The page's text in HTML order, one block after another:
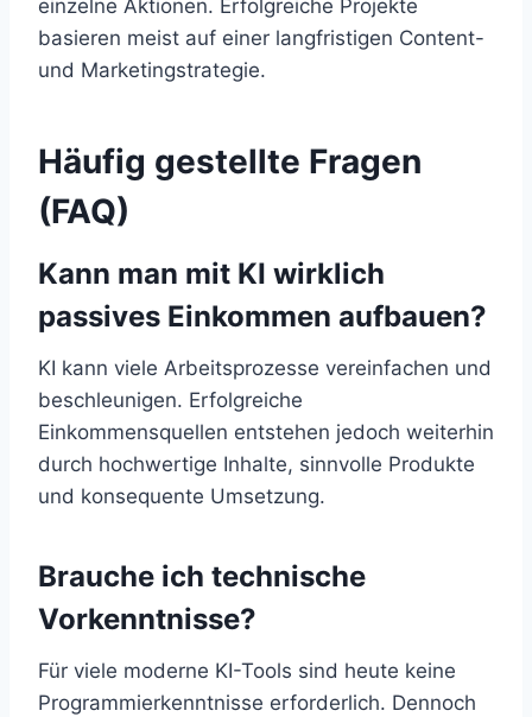
einzelne Aktionen. Erfolgreiche Projekte
basieren meist auf einer langfristigen Content-
und Marketingstrategie.
Häufig gestellte Fragen
(FAQ)
Kann man mit KI wirklich
passives Einkommen aufbauen?
KI kann viele Arbeitsprozesse vereinfachen und
beschleunigen. Erfolgreiche
Einkommensquellen entstehen jedoch weiterhin
durch hochwertige Inhalte, sinnvolle Produkte
und konsequente Umsetzung.
Brauche ich technische
Vorkenntnisse?
Für viele moderne KI-Tools sind heute keine
Programmierkenntnisse erforderlich. Dennoch